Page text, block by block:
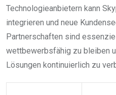
Technologieanbietern kann
integrieren und neue
Partnerschaften sind
wettbewerbsfähig zu bleiben
Lösungen kontinuierlich zu